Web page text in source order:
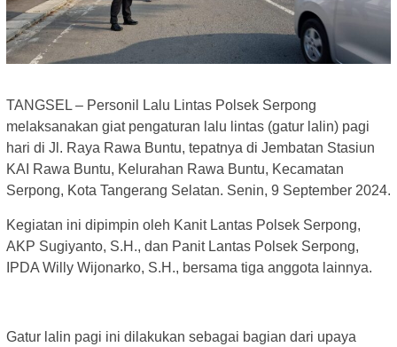
TANGSEL – Personil Lalu Lintas Polsek Serpong
melaksanakan giat pengaturan lalu lintas (gatur lalin) pagi
hari di Jl. Raya Rawa Buntu, tepatnya di Jembatan Stasiun
KAI Rawa Buntu, Kelurahan Rawa Buntu, Kecamatan
Serpong, Kota Tangerang Selatan. Senin, 9 September 2024.
Kegiatan ini dipimpin oleh Kanit Lantas Polsek Serpong,
AKP Sugiyanto, S.H., dan Panit Lantas Polsek Serpong,
IPDA Willy Wijonarko, S.H., bersama tiga anggota lainnya.
Gatur lalin pagi ini dilakukan sebagai bagian dari upaya